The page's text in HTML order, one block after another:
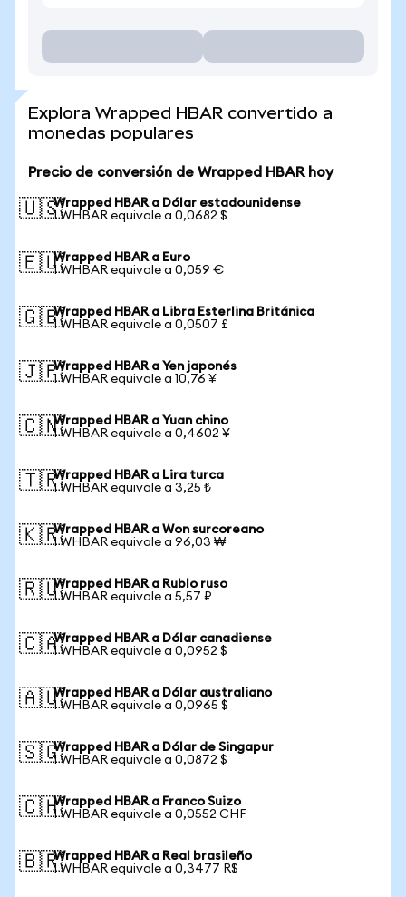
Explora Wrapped HBAR convertido a
monedas populares
Precio de conversión de Wrapped HBAR hoy
🇺🇸Wrapped HBAR a Dólar estadounidense
1 WHBAR equivale a 0,0682 $
🇪🇺Wrapped HBAR a Euro
1 WHBAR equivale a 0,059 €
🇬🇧Wrapped HBAR a Libra Esterlina Británica
1 WHBAR equivale a 0,0507 £
🇯🇵Wrapped HBAR a Yen japonés
1 WHBAR equivale a 10,76 ¥
🇨🇳Wrapped HBAR a Yuan chino
1 WHBAR equivale a 0,4602 ¥
🇹🇷Wrapped HBAR a Lira turca
1 WHBAR equivale a 3,25 ₺
🇰🇷Wrapped HBAR a Won surcoreano
1 WHBAR equivale a 96,03 ₩
🇷🇺Wrapped HBAR a Rublo ruso
1 WHBAR equivale a 5,57 ₽
🇨🇦Wrapped HBAR a Dólar canadiense
1 WHBAR equivale a 0,0952 $
🇦🇺Wrapped HBAR a Dólar australiano
1 WHBAR equivale a 0,0965 $
🇸🇬Wrapped HBAR a Dólar de Singapur
1 WHBAR equivale a 0,0872 $
🇨🇭Wrapped HBAR a Franco Suizo
1 WHBAR equivale a 0,0552 CHF
🇧🇷Wrapped HBAR a Real brasileño
1 WHBAR equivale a 0,3477 R$